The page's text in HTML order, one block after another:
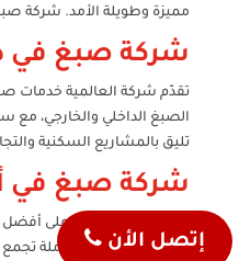
مميزة وطويلة الأمد. شركة
شركة صبغ في
تقدّم شركة العالمية خدمات
الصبغ الداخلي والخارجي،
تليق بالمشاريع السكنية
شركة صبغ في
مع العالمية تحصل على
نوفّر حلول طلاء متكاملة تجمع
إتصل الأن